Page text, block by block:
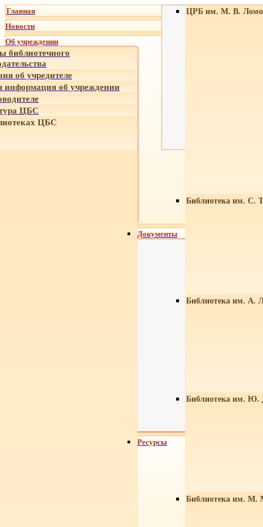
Главная
Новости
Об учреждении
библиотечного
об учредителе
об учреждении
ЦБС
ЦБС
ЦРБ им. М. В.
Библиотека им. С.
Библиотека им. А.
Библиотека им. Ю.
Библиотека им. М.
Документы
Ресурсы